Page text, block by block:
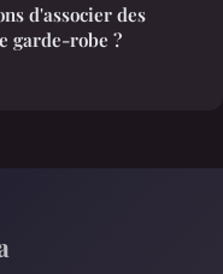
d'associer des
garde-robe ?